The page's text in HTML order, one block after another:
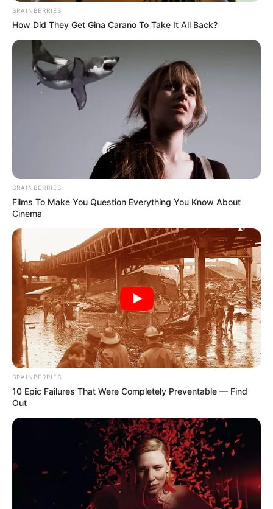
BRAINBERRIES
How Did They Get Gina Carano To Take It All Back?
BRAINBERRIES
Films To Make You Question Everything You Know About
Cinema
BRAINBERRIES
10 Epic Failures That Were Completely Preventable — Find
Out